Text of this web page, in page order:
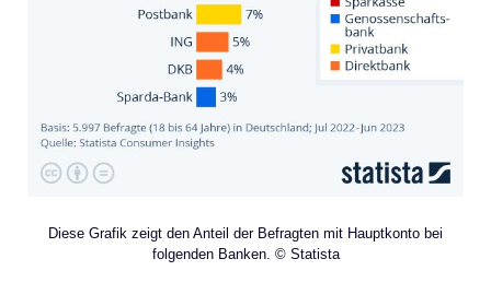
Diese Grafik zeigt den Anteil der Befragten mit Hauptkonto bei
folgenden Banken. © Statista